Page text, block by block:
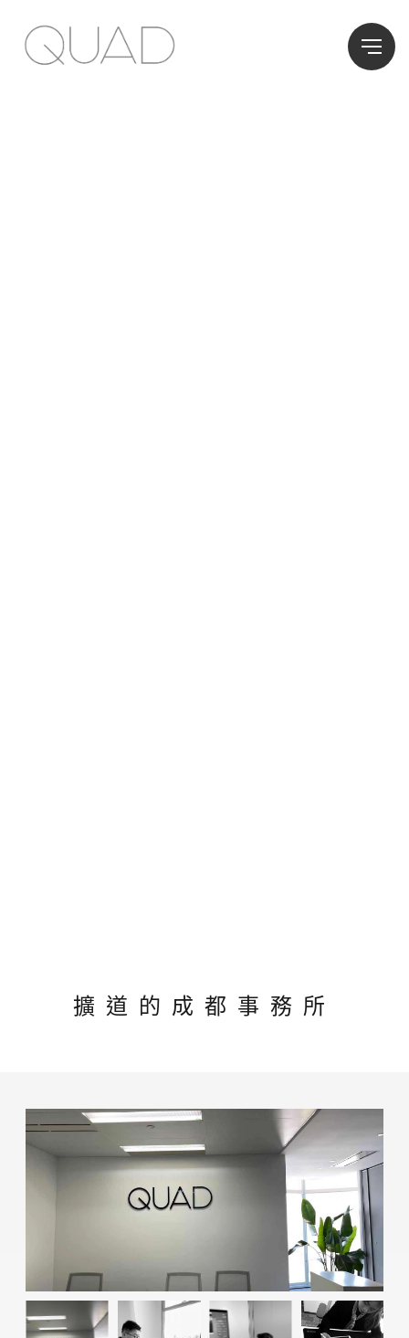
擴道的成都事務所